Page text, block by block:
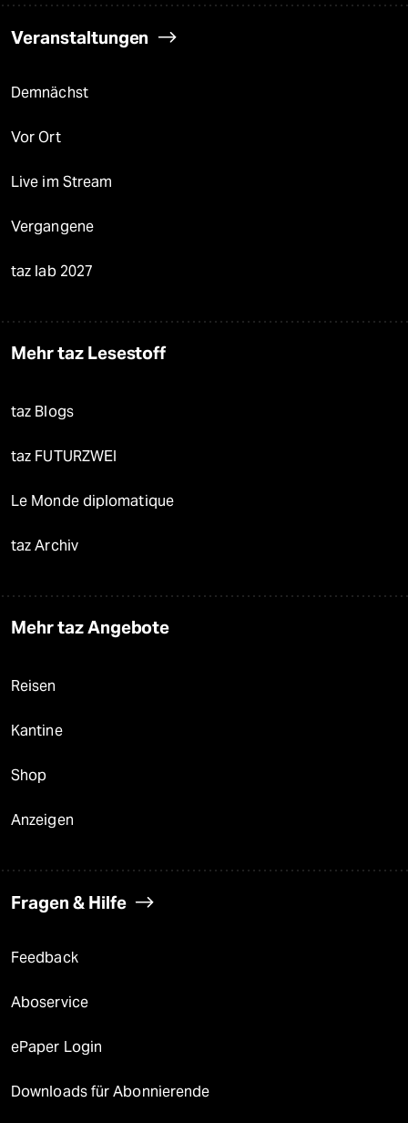
Veranstaltungen
Demnächst
Vor Ort
Live im Stream
Vergangene
taz lab 2027
Mehr taz Lesestoff
taz Blogs
taz FUTURZWEI
Le Monde diplomatique
taz Archiv
Mehr taz Angebote
Reisen
Kantine
Shop
Anzeigen
Fragen & Hilfe
Feedback
Aboservice
ePaper Login
Downloads für Abonnierende